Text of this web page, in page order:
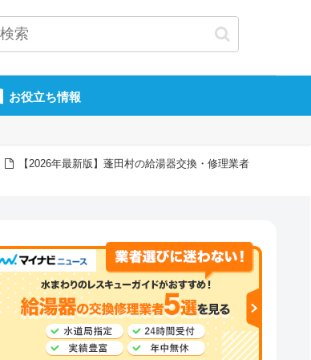
お役立ち情報
【2026年最新版】蓬田村の給湯器交換・修理業者